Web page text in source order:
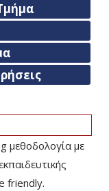
μεθοδολογία με
friendly.